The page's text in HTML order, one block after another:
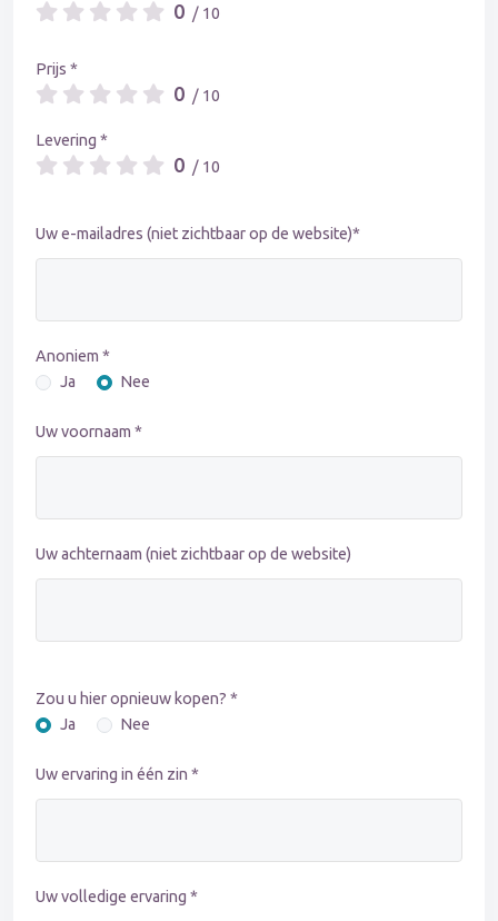
0 / 10
Prijs *
0 / 10
Levering *
0 / 10
Uw e-mailadres (niet zichtbaar op de website)*
Anoniem *
Ja
Nee
Uw voornaam *
Uw achternaam (niet zichtbaar op de website)
Zou u hier opnieuw kopen? *
Ja
Nee
Uw ervaring in één zin *
Uw volledige ervaring *